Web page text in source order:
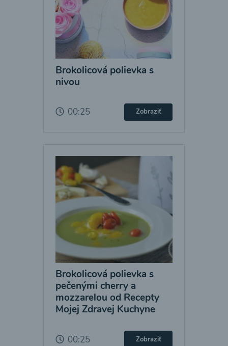
Brokolicová polievka s
nivou
00:25 Zobraziť
Brokolicová polievka s
pečenými cherry a
mozzarelou od Recepty
Mojej Zdravej Kuchyne
00:25 Zobraziť